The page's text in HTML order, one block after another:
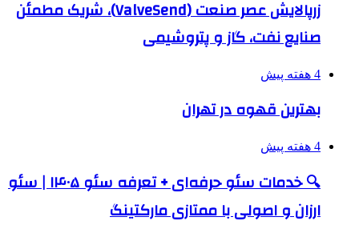
زرپالایش عصر صنعت (ValveSend)، شریک مطمئن
صنایع نفت، گاز و پتروشیمی
4 هفته پیش
بهترین قهوه در تهران
4 هفته پیش
🔍 خدمات سئو حرفه‌ای + تعرفه سئو ۱۴۰۵ | سئو
ارزان و اصولی با ممتازی مارکتینگ